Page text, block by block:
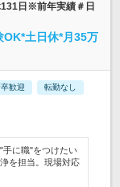
日※前年実績＃日
OK*土日休*月35万
歓迎 転勤なし
手に職"をつけたい
を担当。現場対応